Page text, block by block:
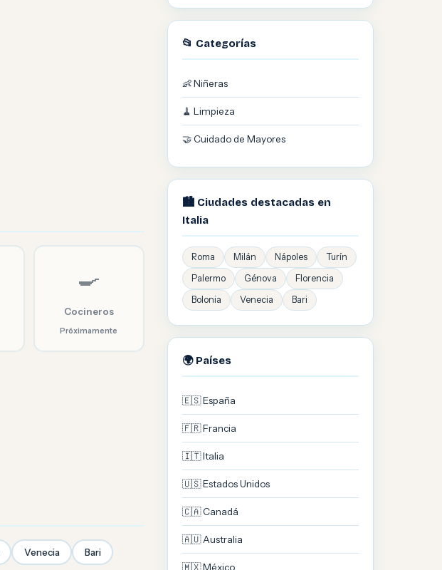
🍳
Cocineros
Próximamente
Venecia Bari
📂 Categorías
👶 Niñeras
🧹 Limpieza
🤝 Cuidado de Mayores
🏙️ Ciudades destacadas en
Italia
Roma Milán Nápoles
Turín
Palermo
Génova
Florencia
Bolonia
Venecia Bari
🌍 Países
🇪🇸 España
🇫🇷 Francia
🇮🇹 Italia
🇺🇸 Estados Unidos
🇨🇦 Canadá
🇦🇺 Australia
🇲🇽 México